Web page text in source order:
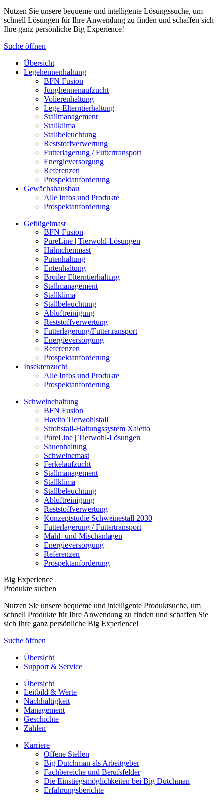
Nutzen Sie unsere bequeme und intelligente Lösungssuche, um
schnell Lösungen für Ihre Anwendung zu finden und schaffen sich
Ihre ganz persönliche Big Experience!
Suche öffnen
Übersicht
Legehennenhaltung
BFN Fusion
Junghennenaufzucht
Volierenhaltung
Lege-Elterntierhaltung
Stallmanagement
Stallklima
Stallbeleuchtung
Reststoffverwertung
Futterlagerung / Futtertransport
Energieversorgung
Referenzen
Prospektanforderung
Gewächshausbau
Alle Infos und Produkte
Prospektanforderung
Geflügelmast
BFN Fusion
PureLine | Tierwohl-Lösungen
Hähnchenmast
Putenhaltung
Entenhaltung
Broiler Elterntierhaltung
Stallmanagement
Stallklima
Stallbeleuchtung
Abluftreinigung
Reststoffverwertung
Futterlagerung/Futtertransport
Energieversorgung
Referenzen
Prospektanforderung
Insektenzucht
Alle Infos und Produkte
Prospektanforderung
Schweinehaltung
BFN Fusion
Havito Tierwohlstall
Strohstall-Haltungssystem Xaletto
PureLine | Tierwohl-Lösungen
Sauenhaltung
Schweinemast
Ferkelaufzucht
Stallmanagement
Stallklima
Stallbeleuchtung
Abluftreinigung
Reststoffverwertung
Konzeptstudie Schweinestall 2030
Futterlagerung / Futtertransport
Mahl- und Mischanlagen
Energieversorgung
Referenzen
Prospektanforderung
Big Experience
Produkte suchen
Nutzen Sie unsere bequeme und intelligente Produktsuche, um
schnell Produkte für Ihre Anwendung zu finden und schaffen Sie
sich Ihre ganz persönliche Big Experience!
Suche öffnen
Übersicht
Support & Service
Übersicht
Leitbild & Werte
Nachhaltigkeit
Management
Geschichte
Zahlen
Karriere
Offene Stellen
Big Dutchman als Arbeitgeber
Fachbereiche und Berufsfelder
Die Einstiegsmöglichkeiten bei Big Dutchman
Erfahrungsberichte